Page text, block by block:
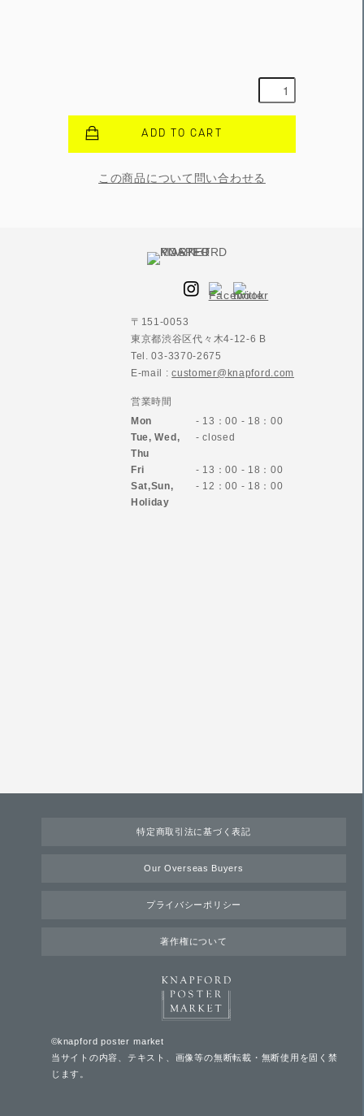
ADD TO CART
この商品について問い合わせる
〒151-0053
東京都渋谷区代々木4-12-6 B
Tel. 03-3370-2675
E-mail :customer@knapford.com
営業時間
Mon
- 13：00 - 18：00
Tue, Wed,
Thu
- closed
Fri
- 13：00 - 18：00
Sat,Sun,
Holiday
- 12：00 - 18：00
特定商取引法に基づく表記
Our Overseas Buyers
プライバシーポリシー
著作権について
©knapford poster market
当サイトの内容、テキスト、画像等の無断転載・無断使用を固く禁
じます。